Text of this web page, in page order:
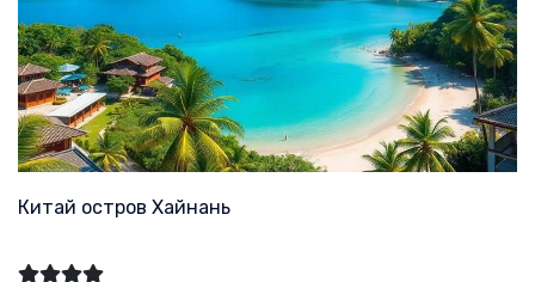
Китай остров Хайнань